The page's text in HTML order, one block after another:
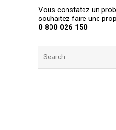
Vous constatez un
souhaitez faire une
0 800 026 150